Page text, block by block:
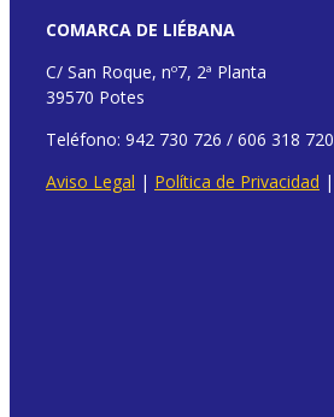
COMARCA DE LIÉBANA
C/ San Roque, nº7, 2ª Planta
39570 Potes
Teléfono: 942 730 726 / 606 318 720
Aviso Legal | Política de Privacidad |